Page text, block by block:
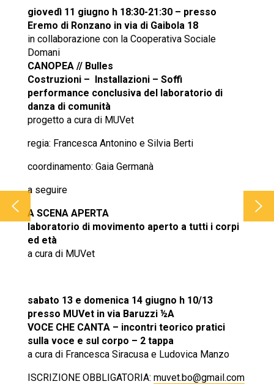
giovedì 11 giugno h 18:30-21:30 – presso
Eremo di Ronzano in via di Gaibola 18
in collaborazione con la Cooperativa Sociale
Domani
CANOPEA // Bulles
Costruzioni – Installazioni – Soffi
performance conclusiva del laboratorio di
danza di comunità
progetto a cura di MUVet
regia: Francesca Antonino e Silvia Berti
coordinamento: Gaia Germanà
a seguire
A SCENA APERTA
laboratorio di movimento aperto a tutti i corpi
ed età
a cura di MUVet
sabato 13 e domenica 14 giugno h 10/13
presso MUVet in via Baruzzi ½A
VOCE CHE CANTA – incontri teorico pratici
sulla voce e sul corpo – 2 tappa
a cura di Francesca Siracusa e Ludovica Manzo
ISCRIZIONE OBBLIGATORIA: muvet.bo@gmail.com